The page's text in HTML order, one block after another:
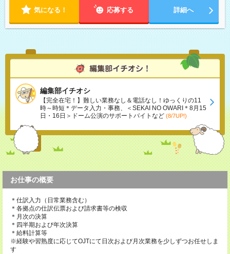
気になる！ 応募する 詳細へ
編集部イチオシ
【完全在宅！】難しい業務なし＆電話なし！ゆっくりの11
時～時短＊データ入力・事務、＜SEKAI NO OWARI＊8月15
日・16日＞ドーム公演のサポートバイトなど (8/7UP!)
お仕事の概要
＊仕訳入力（日常業務含む）
＊各拠点の仕訳伝票および請求書等の検収
＊月次の決算
＊四半期および年次決算
＊給料計算等
※経験や習熟度に応じてOJTにて日次および月次業務を少しずつお任せしま
す